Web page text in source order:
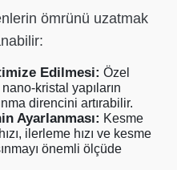
ömrünü uzatmak
Edilmesi: Özel
kristal yapıların
direncini artırabilir.
Ayarlanması: Kesme
ilerleme hızı ve kesme
önemli ölçüde